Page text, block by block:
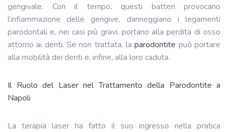
gengivale. Con il tempo, questi batteri provocano
l’infiammazione delle gengive, danneggiano i legamenti
parodontali e, nei casi più gravi, portano alla perdita di osso
attorno ai denti. Se non trattata, laparodontite può portare
alla mobilità dei denti e, infine, alla loro caduta.
Il Ruolo del Laser nel Trattamento della Parodontite a
Napoli
La terapia laser ha fatto il suo ingresso nella pratica